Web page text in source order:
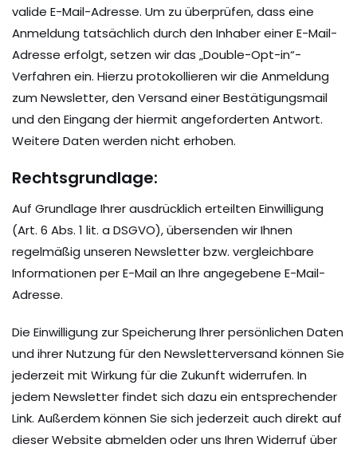
valide E-Mail-Adresse. Um zu überprüfen, dass eine
Anmeldung tatsächlich durch den Inhaber einer E-Mail-
Adresse erfolgt, setzen wir das „Double-Opt-in“-
Verfahren ein. Hierzu protokollieren wir die Anmeldung
zum Newsletter, den Versand einer Bestätigungsmail
und den Eingang der hiermit angeforderten Antwort.
Weitere Daten werden nicht erhoben.
Rechtsgrundlage:
Auf Grundlage Ihrer ausdrücklich erteilten Einwilligung
(Art. 6 Abs. 1 lit. a DSGVO), übersenden wir Ihnen
regelmäßig unseren Newsletter bzw. vergleichbare
Informationen per E-Mail an Ihre angegebene E-Mail-
Adresse.
Die Einwilligung zur Speicherung Ihrer persönlichen Daten
und ihrer Nutzung für den Newsletterversand können Sie
jederzeit mit Wirkung für die Zukunft widerrufen. In
jedem Newsletter findet sich dazu ein entsprechender
Link. Außerdem können Sie sich jederzeit auch direkt auf
dieser Website abmelden oder uns Ihren Widerruf über